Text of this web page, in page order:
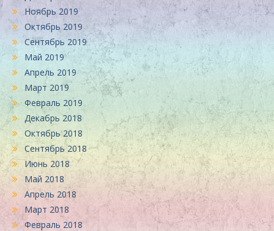
Ноябрь 2019
Октябрь 2019
Сентябрь 2019
Май 2019
Апрель 2019
Март 2019
Февраль 2019
Декабрь 2018
Октябрь 2018
Сентябрь 2018
Июнь 2018
Май 2018
Апрель 2018
Март 2018
Февраль 2018